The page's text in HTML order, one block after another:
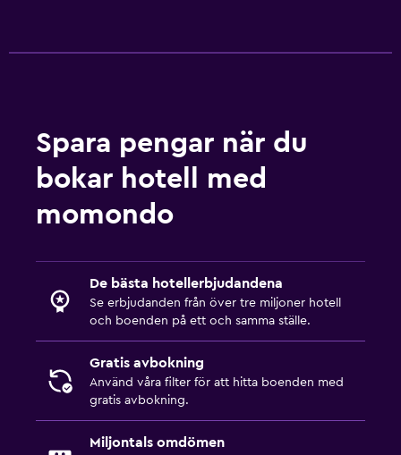
Spara pengar när du
bokar hotell med
momondo
De bästa hotellerbjudandena
Se erbjudanden från över tre miljoner hotell
och boenden på ett och samma ställe.
Gratis avbokning
Använd våra filter för att hitta boenden med
gratis avbokning.
Miljontals omdömen